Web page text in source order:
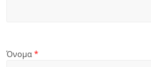
Όνομα*